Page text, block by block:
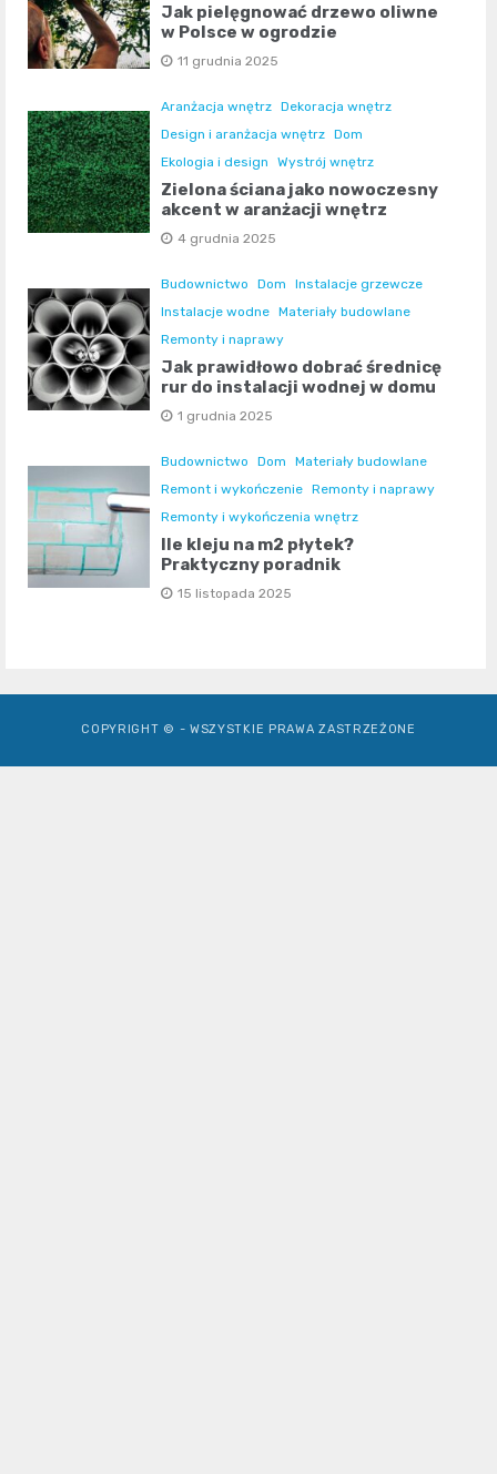
Jak pielęgnować drzewo oliwne
w Polsce w ogrodzie
11 grudnia 2025
Aranżacja wnętrz Dekoracja wnętrz
Design i aranżacja wnętrz Dom
Ekologia i design
Wystrój wnętrz
Zielona ściana jako nowoczesny
akcent w aranżacji wnętrz
4 grudnia 2025
Budownictwo Dom
Instalacje grzewcze
Instalacje wodne Materiały budowlane
Remonty i naprawy
Jak prawidłowo dobrać średnicę
rur do instalacji wodnej w domu
1 grudnia 2025
Budownictwo Dom
Materiały budowlane
Remont i wykończenie Remonty i naprawy
Remonty i wykończenia wnętrz
Ile kleju na m2 płytek?
Praktyczny poradnik
15 listopada 2025
COPYRIGHT © - WSZYSTKIE PRAWA ZASTRZEŻONE